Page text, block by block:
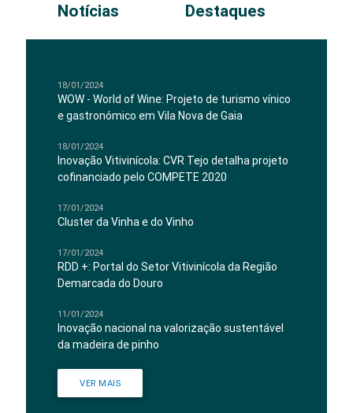
Notícias Destaques
18/01/2024
WOW - World of Wine: Projeto de turismo vínico
e gastronómico em Vila Nova de Gaia
18/01/2024
Inovação Vitivinícola: CVR Tejo detalha projeto
cofinanciado pelo COMPETE 2020
17/01/2024
Cluster da Vinha e do Vinho
17/01/2024
RDD +: Portal do Setor Vitivinícola da Região
Demarcada do Douro
11/01/2024
Inovação nacional na valorização sustentável
da madeira de pinho
VER MAIS